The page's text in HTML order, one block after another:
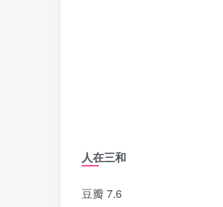
人在三和
豆瓣 7.6